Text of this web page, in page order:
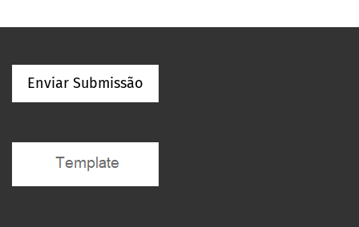
Enviar Submissão